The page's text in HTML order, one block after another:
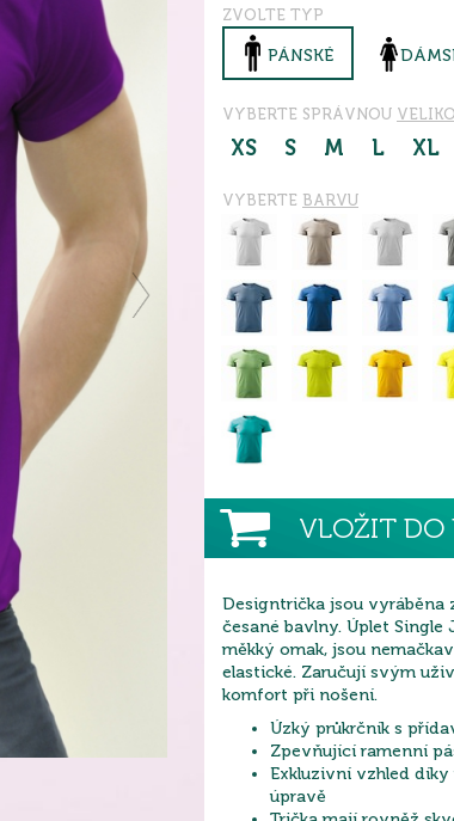
ZVOLTE TYP
PÁNSKÉ
VYBERTE SPRÁVNOU
XS S M L XL
VYBERTE BARVU
VLOŽIT DO
Designtrička jsou vyráběna
česané bavlny. Úplet
měkký omak, jsou
elastické. Zaručují svým
komfort při nošení.
Úzký průkrčník s
Zpevňující ramenní
Exkluzivní vzhled
úpravě